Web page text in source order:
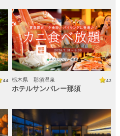
4.4 栃木県 那須温泉 4.2
ホテルサンバレー那須